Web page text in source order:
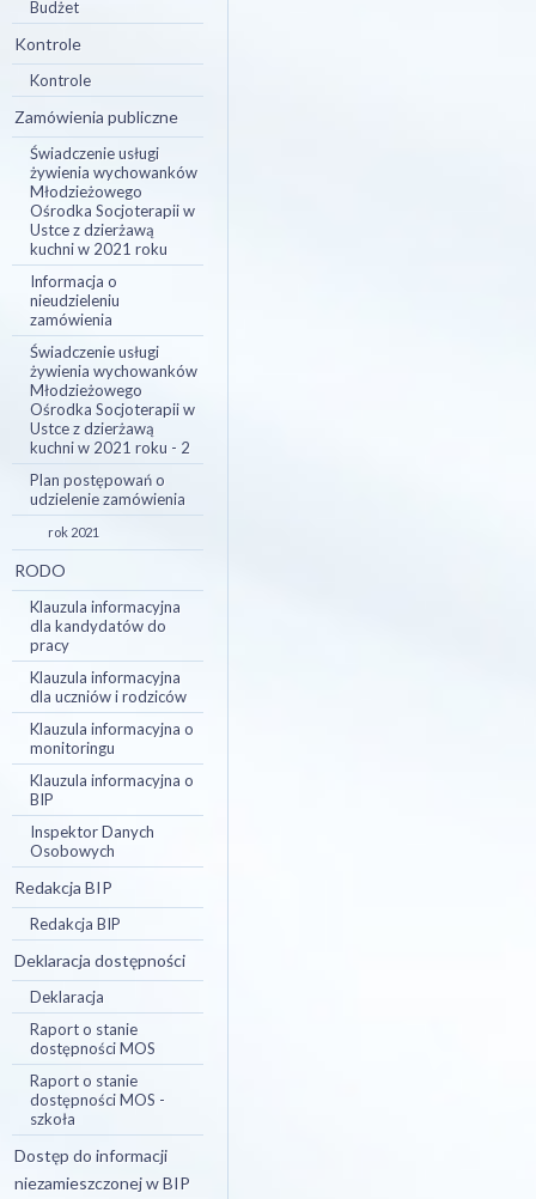
Budżet
Kontrole
Kontrole
Zamówienia publiczne
Świadczenie usługi
żywienia wychowanków
Młodzieżowego
Ośrodka Socjoterapii w
Ustce z dzierżawą
kuchni w 2021 roku
Informacja o
nieudzieleniu
zamówienia
Świadczenie usługi
żywienia wychowanków
Młodzieżowego
Ośrodka Socjoterapii w
Ustce z dzierżawą
kuchni w 2021 roku - 2
Plan postępowań o
udzielenie zamówienia
rok 2021
RODO
Klauzula informacyjna
dla kandydatów do
pracy
Klauzula informacyjna
dla uczniów i rodziców
Klauzula informacyjna o
monitoringu
Klauzula informacyjna o
BIP
Inspektor Danych
Osobowych
Redakcja BIP
Redakcja BIP
Deklaracja dostępności
Deklaracja
Raport o stanie
dostępności MOS
Raport o stanie
dostępności MOS -
szkoła
Dostęp do informacji
niezamieszczonej w BIP